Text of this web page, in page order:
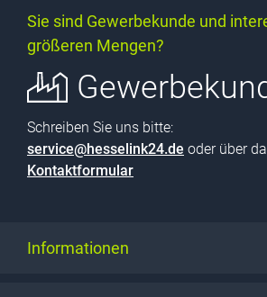
Sie sind Gewerbekunde und
größeren Mengen?
Schreiben Sie uns bitte:
service@hesselink24.de oder über
Kontaktformular
Informationen